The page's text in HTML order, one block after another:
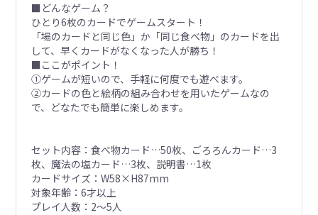
■どんなゲーム？
ひとり6枚のカードでゲームスタート！
「場のカードと同じ色」か「同じ食べ物」のカードを出
して、早くカードがなくなった人が勝ち！
■ここがポイント！
①ゲームが短いので、手軽に何度でも遊べます。
②カードの色と絵柄の組み合わせを用いたゲームなの
で、どなたでも簡単に楽しめます。
セット内容：食べ物カード…50枚、ごろろんカード…3
枚、魔法の塩カード…3枚、説明書…1枚
カードサイズ：W58×H87mm
対象年齢：6才以上
プレイ人数：2～5人